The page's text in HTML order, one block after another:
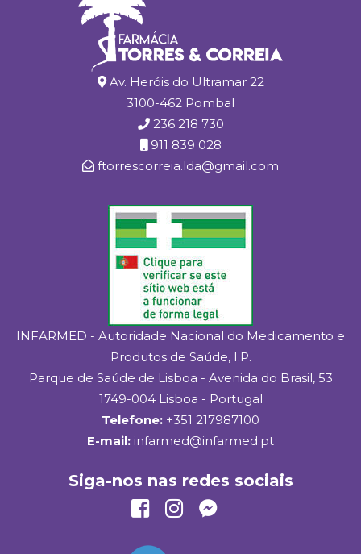
Av. Heróis do Ultramar 22
3100-462 Pombal
236 218 730
911 839 028
ftorrescorreia.lda@gmail.com
INFARMED - Autoridade Nacional do Medicamento e
Produtos de Saúde, I.P.
Parque de Saúde de Lisboa - Avenida do Brasil, 53
1749-004 Lisboa - Portugal
Telefone: +351 217987100
E-mail: infarmed@infarmed.pt
Siga-nos nas redes sociais